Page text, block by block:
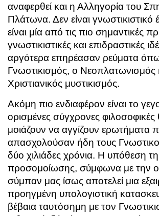
αναφερθεί και η Αλληγορία του
Πλάτωνα. Δεν είναι γνωστικιστικό
είναι μία από τις πιο σημαντικές
γνωστικιστικές και επιδραστικές
αργότερα επηρέασαν ρεύματα
Γνωστικισμός, ο Νεοπλατωνισμός
Χριστιανικός μυστικισμός.
Ακόμη πιο ενδιαφέρον είναι το
ορισμένες σύγχρονες φιλοσοφικές
μοιάζουν να αγγίζουν ερωτήματα
απασχολούσαν ήδη τους
δύο χιλιάδες χρόνια. Η υπόθεση
προσομοίωσης, σύμφωνα με την
σύμπαν μας ίσως αποτελεί μια
προηγμένη υπολογιστική
βέβαια ταυτόσημη με τον